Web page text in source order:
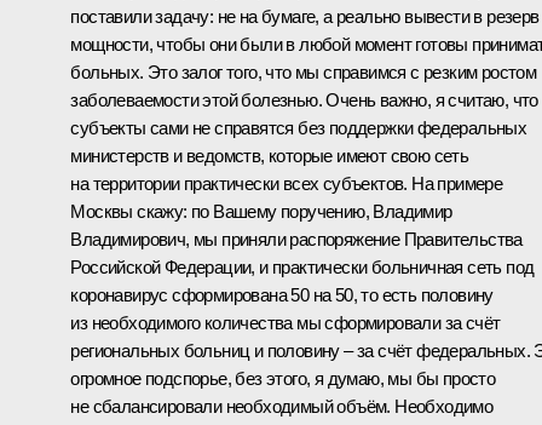
поставили задачу: не на бумаге, а реально вывести в резерв
мощности, чтобы они были в любой момент готовы
больных. Это залог того, что мы справимся с резким ростом
заболеваемости этой болезнью. Очень важно, я считаю, что
субъекты сами не справятся без поддержки федеральных
министерств и ведомств, которые имеют свою сеть
на территории практически всех субъектов. На примере
Москвы скажу: по Вашему поручению, Владимир
Владимирович, мы приняли распоряжение Правительства
Российской Федерации, и практически больничная сеть под
коронавирус сформирована 50 на 50, то есть половину
из необходимого количества мы сформировали за счёт
региональных больниц и половину – за счёт федеральных.
огромное подспорье, без этого, я думаю, мы бы просто
не сбалансировали необходимый объём. Необходимо